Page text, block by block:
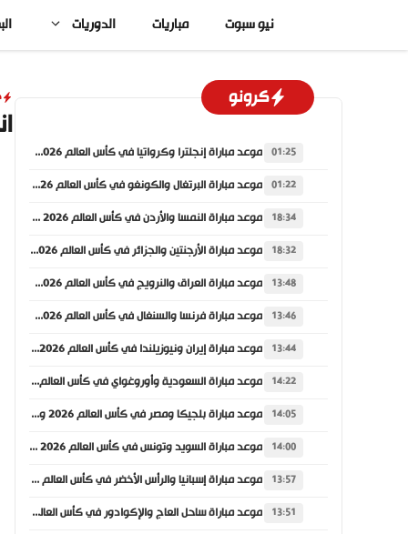
المحتوى
نيو سبوت مباريات الدوريات
كرونو
01:25 موعد مباراة إنجلترا وكرواتيا في كأس العالم 2026 والقنوات الناقلة
01:22 موعد مباراة البرتغال والكونغو في كأس العالم 2026 والقنوات الناقلة
18:34 موعد مباراة النمسا والأردن في كأس العالم 2026 والقنوات الناقلة
18:32 موعد مباراة الأرجنتين والجزائر في كأس العالم 2026 والقنوات الناقلة
13:48 موعد مباراة العراق والنرويج في كأس العالم 2026 والقنوات الناقلة
13:46 موعد مباراة فرنسا والسنغال في كأس العالم 2026 والقنوات الناقلة
13:44 موعد مباراة إيران ونيوزيلندا في كأس العالم 2026 والقنوات الناقلة
14:22 موعد مباراة السعودية وأوروغواي في كأس العالم 2026 والقنوات الناقلة
14:05 موعد مباراة بلجيكا ومصر في كأس العالم 2026 والقنوات الناقلة
14:00 موعد مباراة السويد وتونس في كأس العالم 2026 والقنوات الناقلة
13:57 موعد مباراة إسبانيا والرأس الأخضر في كأس العالم 2026 والقنوات الناقلة
13:51 موعد مباراة ساحل العاج والإكوادور في كأس العالم 2026 والقنوات الناقلة